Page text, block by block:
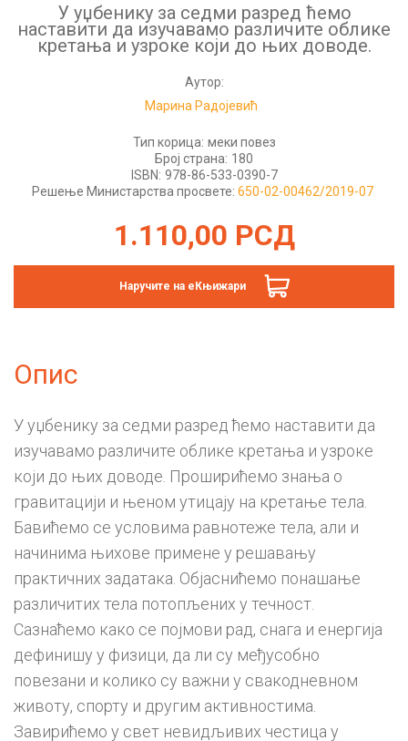
У уџбенику за седми разред ћемо
наставити да изучавамо различите облике
кретања и узроке који до њих доводе.
Аутор:
Марина Радојевић
Тип корица: меки повез
Број страна: 180
ISBN: 978-86-533-0390-7
Решење Министарства просвете: 650-02-00462/2019-07
1.110,00 РСД
Наручите на еКњижари
Опис
У уџбенику за седми разред ћемо наставити да
изучавамо различите облике кретања и узроке
који до њих доводе. Проширићемо знања о
гравитацији и њеном утицају на кретање тела.
Бавићемо се условима равнотеже тела, али и
начинима њихове примене у решавању
практичних задатака. Објаснићемо понашање
различитих тела потопљених у течност.
Сазнаћемо како се појмови рад, снага и енергија
дефинишу у физици, да ли су међусобно
повезани и колико су важни у свакодневном
животу, спорту и другим активностима.
Завирићемо у свет невидљивих честица у